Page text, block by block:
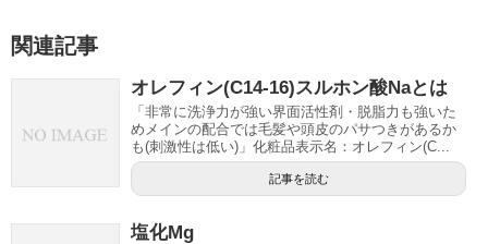
関連記事
オレフィン(C14-16)スルホン酸Naとは
「非常に洗浄力が強い界面活性剤・脱脂力も強いた
めメインの配合では毛髪や頭皮のパサつきがあるか
も(刺激性は低い)」化粧品表示名：オレフィン(C...
記事を読む
塩化Mg